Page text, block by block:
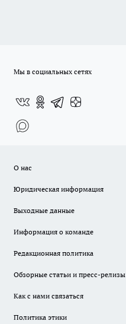
Мы в социальных сетях
О нас
Юридическая информация
Выходные данные
Информация о команде
Редакционная политика
Обзорные статьи и пресс-релизы
Как с нами связаться
Политика этики